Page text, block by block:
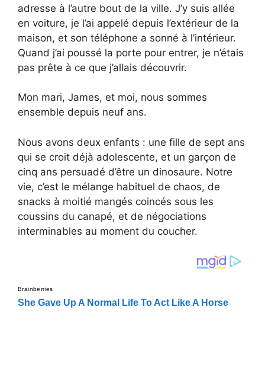
adresse à l’autre bout de la ville. J’y suis allée
en voiture, je l’ai appelé depuis l’extérieur de la
maison, et son téléphone a sonné à l’intérieur.
Quand j’ai poussé la porte pour entrer, je n’étais
pas prête à ce que j’allais découvrir.
Mon mari, James, et moi, nous sommes
ensemble depuis neuf ans.
Nous avons deux enfants : une fille de sept ans
qui se croit déjà adolescente, et un garçon de
cinq ans persuadé d’être un dinosaure. Notre
vie, c’est le mélange habituel de chaos, de
snacks à moitié mangés coincés sous les
coussins du canapé, et de négociations
interminables au moment du coucher.